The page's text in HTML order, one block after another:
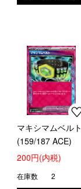
マキシマムベルト
(159/187 ACE)
200円(内税)
在庫数 2